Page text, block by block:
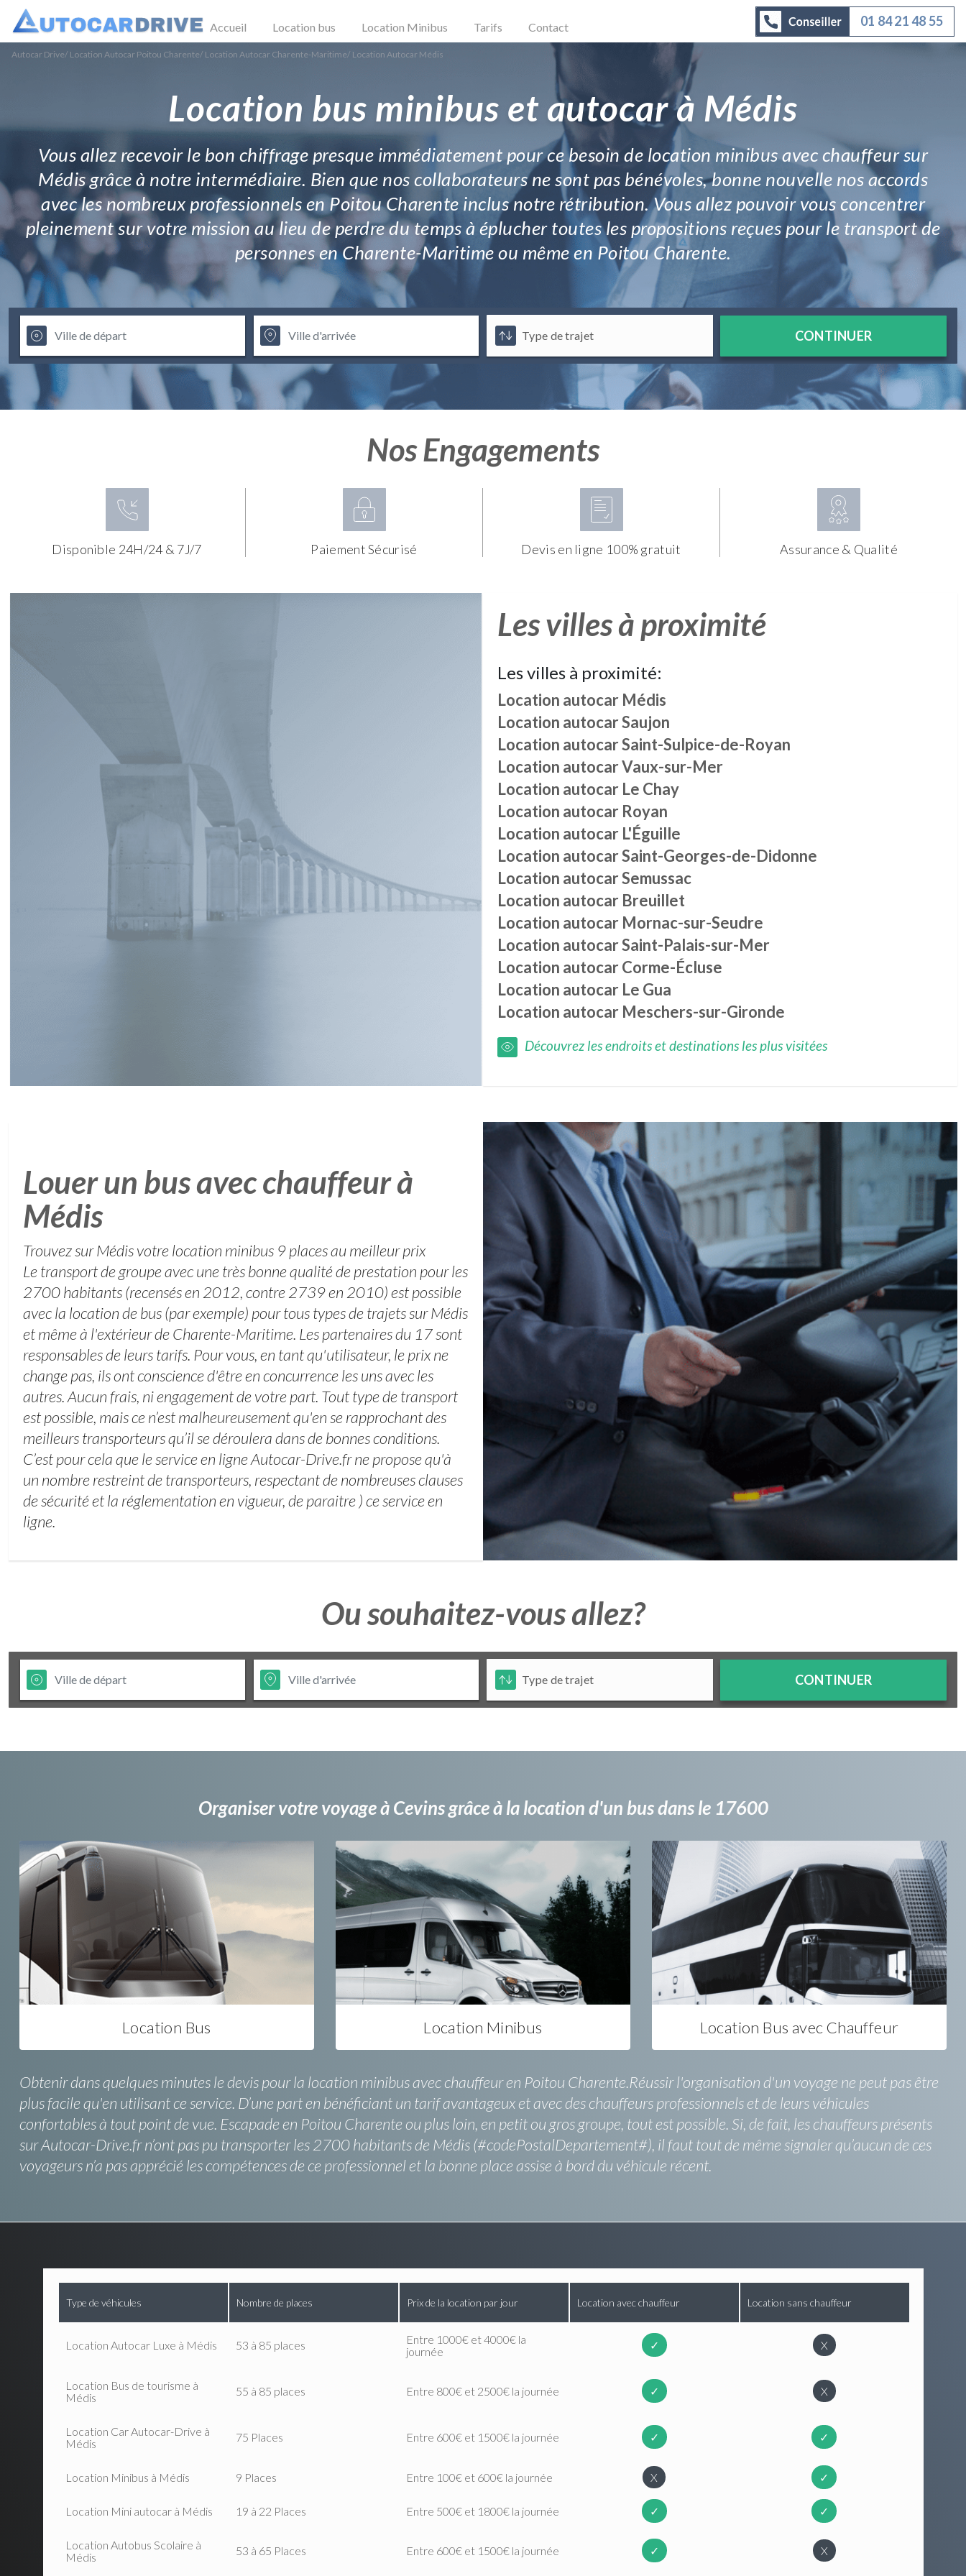
Accueil Location bus Location Minibus Tarifs Contact 01 84 21 48 55
Autocar Drive/ Location Autocar Poitou Charente/ Location Autocar Charente-Maritime/ Location Autocar Médis
Location bus minibus et autocar à Médis
Vous allez recevoir le bon chiffrage presque immédiatement pour ce besoin de location minibus avec chauffeur sur
Médis grâce à notre intermédiaire. Bien que nos collaborateurs ne sont pas bénévoles, bonne nouvelle nos accords
avec les nombreux professionnels en Poitou Charente inclus notre rétribution. Vous allez pouvoir vous concentrer
pleinement sur votre mission au lieu de perdre du temps à éplucher toutes les propositions reçues pour le transport de
personnes en Charente-Maritime ou même en Poitou Charente.
CONTINUER
Nos Engagements
Disponible 24H/24 & 7J/7 Paiement Sécurisé Devis en ligne 100% gratuit Assurance & Qualité
Les villes à proximité
Les villes à proximité:
Location autocar Médis
Location autocarSaujon
Location autocarSaint-Sulpice-de-Royan
Location autocarVaux-sur-Mer
Location autocar Le Chay
Location autocar Royan
Location autocar L'Éguille
Location autocarSaint-Georges-de-Didonne
Location autocarSemussac
Location autocar Breuillet
Location autocar Mornac-sur-Seudre
Location autocarSaint-Palais-sur-Mer
Location autocarCorme-Écluse
Location autocar Le Gua
Location autocar Meschers-sur-Gironde
Découvrez les endroits et destinations les plus visitées
Louer un bus avec chauffeur à
Médis
Trouvez sur Médis votre location minibus 9 places au meilleur prix
Le transport de groupe avec une très bonne qualité de prestation pour les
2700 habitants (recensés en 2012, contre 2739 en 2010) est possible
avec la location de bus (par exemple) pour tous types de trajets sur Médis
et même à l'extérieur de Charente-Maritime. Les partenaires du 17 sont
responsables de leurs tarifs. Pour vous, en tant qu'utilisateur, le prix ne
change pas, ils ont conscience d'être en concurrence les uns avec les
autres. Aucun frais, ni engagement de votre part. Tout type de transport
est possible, mais ce n’est malheureusement qu'en se rapprochant des
meilleurs transporteurs qu’il se déroulera dans de bonnes conditions.
C’est pour cela que le service en ligne Autocar-Drive.fr ne propose qu'à
un nombre restreint de transporteurs, respectant de nombreuses clauses
de sécurité et la réglementation en vigueur, de paraitre ) ce service en
ligne.
Ou souhaitez-vous allez?
CONTINUER
Organiser votre voyage à Cevins grâce à la location d'un bus dans le 17600
Location Bus Location Minibus Location Bus avec Chauffeur
Obtenir dans quelques minutes le devis pour la location minibus avec chauffeur en Poitou Charente.Réussir l'organisation d'un voyage ne peut pas être
plus facile qu'en utilisant ce service. D’une part en bénéficiant un tarif avantageux et avec des chauffeurs professionnels et de leurs véhicules
confortables à tout point de vue. Escapade en Poitou Charente ou plus loin, en petit ou gros groupe, tout est possible. Si, de fait, les chauffeurs présents
sur Autocar-Drive.fr n’ont pas pu transporter les 2700 habitants de Médis (#codePostalDepartement#), il faut tout de même signaler qu’aucun de ces
voyageurs n’a pas apprécié les compétences de ce professionnel et la bonne place assise à bord du véhicule récent.
Type de véhicules Nombre de places Prix de la location par jour Location avec chauffeur Location sans chauffeur
Location Autocar Luxe à Médis 53 à 85 places
Entre 1000€ et 4000€ la
journée
✓ X
Location Bus de tourisme à
Médis
55 à 85 places Entre 800€ et 2500€ la journée ✓ X
Location Car Autocar-Drive à
Médis
75 Places Entre 600€ et 1500€ la journée ✓ ✓
Location Minibus à Médis 9 Places Entre 100€ et 600€ la journée X ✓
Location Mini autocar à Médis 19 à 22 Places Entre 500€ et 1800€ la journée ✓ ✓
Location Autobus Scolaire à
Médis
53 à 65 Places Entre 600€ et 1500€ la journée ✓ X